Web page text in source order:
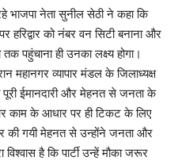
भाजपा नेता सुनील सेठी ने कहा कि
हरिद्वार को नंबर वन सिटी बनाना और
पहुंचाना ही उनका लक्ष्य होगा।
महानगर व्यापार मंडल के जिलाध्यक्ष
ईमानदारी और मेहनत से जनता के
काम के आधार पर ही टिकट के लिए
की गयी मेहनत से उन्होंने जनता और
विश्वास है कि पार्टी उन्हें मौका जरूर